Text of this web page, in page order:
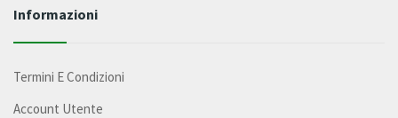
Informazioni
Termini E Condizioni
Account Utente